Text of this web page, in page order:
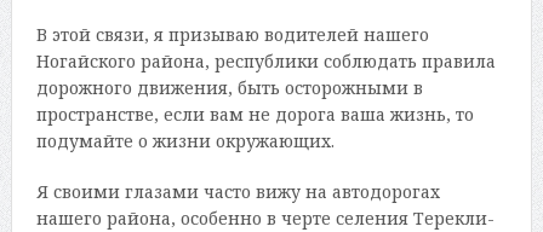
В этой связи, я призываю водителей нашего
Ногайского района, республики соблюдать правила
дорожного движения, быть осторожными в
пространстве, если вам не дорога ваша жизнь, то
подумайте о жизни окружающих.
Я своими глазами часто вижу на автодорогах
нашего района, особенно в черте селения Терекли-